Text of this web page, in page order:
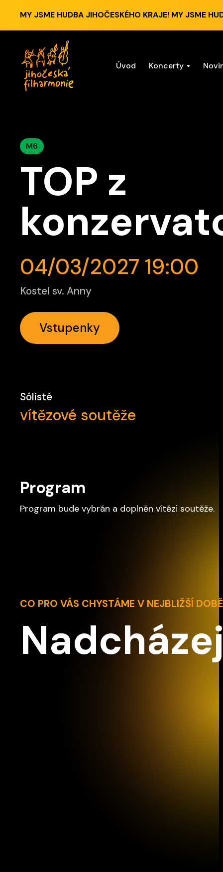
MY JSME HUDBA JIHOČESKÉHO KRAJE! MY JSME
Úvod Koncerty
M6
TOP z
04/03/2027 19:00
Kostel sv. Anny
Vstupenky
Sólisté
vítězové soutěže
Program
Program bude vybrán a doplněn vítězi soutěže.
CO PRO VÁS CHYSTÁME V NEJBLIŽŠÍ DOBĚ